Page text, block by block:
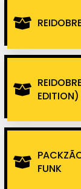
EDITION)
FUNK